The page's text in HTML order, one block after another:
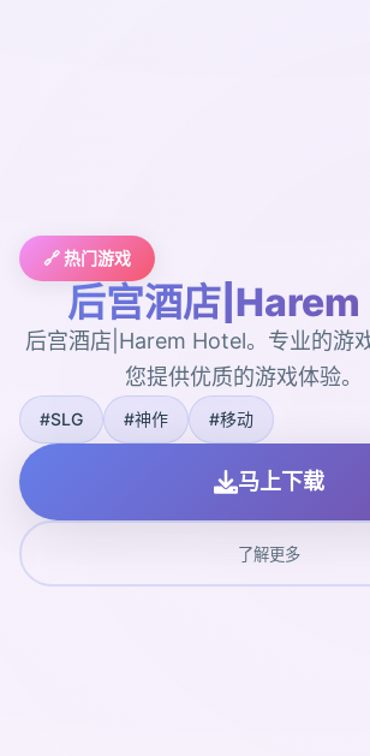
🔗 热门游戏
后宫酒店
后宫酒店|Harem Hotel。专业的游
您提供优质的游戏体验。
#SLG #神作 #移动
马上下载
了解更多